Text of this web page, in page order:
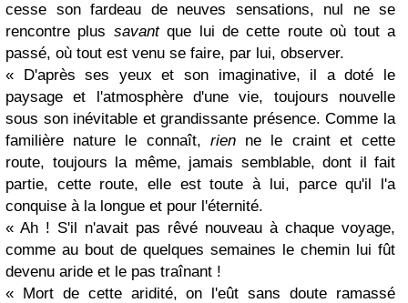
cesse son fardeau de neuves sensations, nul ne se
rencontre plus savantque lui de cette route où tout a
passé, où tout est venu se faire, par lui, observer.
« D'après ses yeux et son imaginative, il a doté le
paysage et l'atmosphère d'une vie, toujours nouvelle
sous son inévitable et grandissante présence. Comme la
familière nature le connaît, rienne le craint et cette
route, toujours la même, jamais semblable, dont il fait
partie, cette route, elle est toute à lui, parce qu'il l'a
conquise à la longue et pour l'éternité.
« Ah ! S'il n'avait pas rêvé nouveau à chaque voyage,
comme au bout de quelques semaines le chemin lui fût
devenu aride et le pas traînant !
« Mort de cette aridité, on l'eût sans doute ramassé